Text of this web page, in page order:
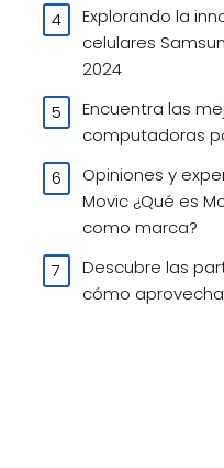
Explorando la
celulares
2024
Encuentra las
computadoras
Opiniones y
Movic ¿Qué es
como marca?
Descubre las
cómo